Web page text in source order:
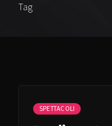
Tag
SPETTACOLI